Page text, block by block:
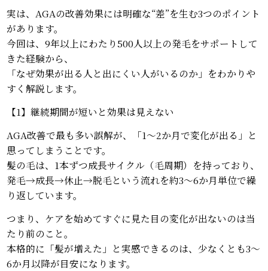
実は、AGAの改善効果には明確な“差”を生む3つのポイント
があります。
今回は、9年以上にわたり500人以上の発毛をサポートして
きた経験から、
「なぜ効果が出る人と出にくい人がいるのか」をわかりや
すく解説します。
【1】継続期間が短いと効果は見えない
AGA改善で最も多い誤解が、「1〜2か月で変化が出る」と
思ってしまうことです。
髪の毛は、1本ずつ成長サイクル（毛周期）を持っており、
発毛→成長→休止→脱毛という流れを約3〜6か月単位で繰
り返しています。
つまり、ケアを始めてすぐに見た目の変化が出ないのは当
たり前のこと。
本格的に「髪が増えた」と実感できるのは、少なくとも3〜
6か月以降が目安になります。